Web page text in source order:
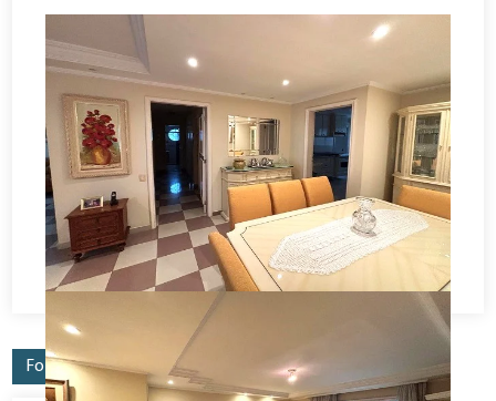
Fotos Mapa Resumo para Download